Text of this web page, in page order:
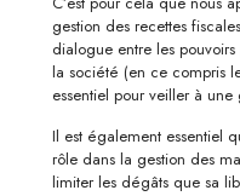
gestion des recettes
dialogue entre les
la société (en ce compris
essentiel pour veiller à
Il est également essentiel
rôle dans la gestion des
limiter les dégâts que sa